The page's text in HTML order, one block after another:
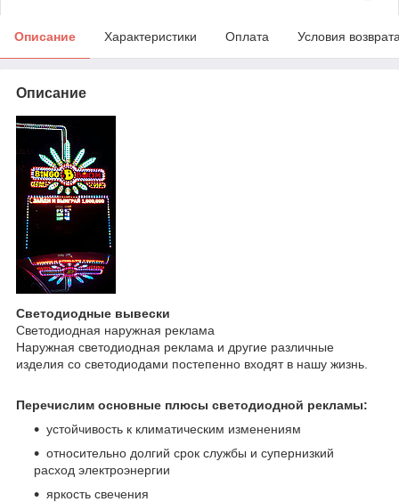
Описание Характеристики Оплата Условия
Описание
Светодиодные вывески
Светодиодная наружная реклама
Наружная светодиодная реклама и другие различные
изделия со светодиодами постепенно входят в нашу жизнь.
Перечислим основные плюсы светодиодной рекламы:
устойчивость к климатическим изменениям
относительно долгий срок службы и супернизкий
расход электроэнергии
яркость свечения